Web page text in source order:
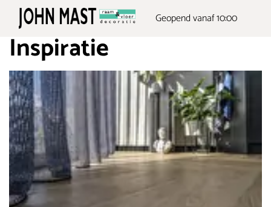
Geopend vanaf 10:00
Inspiratie